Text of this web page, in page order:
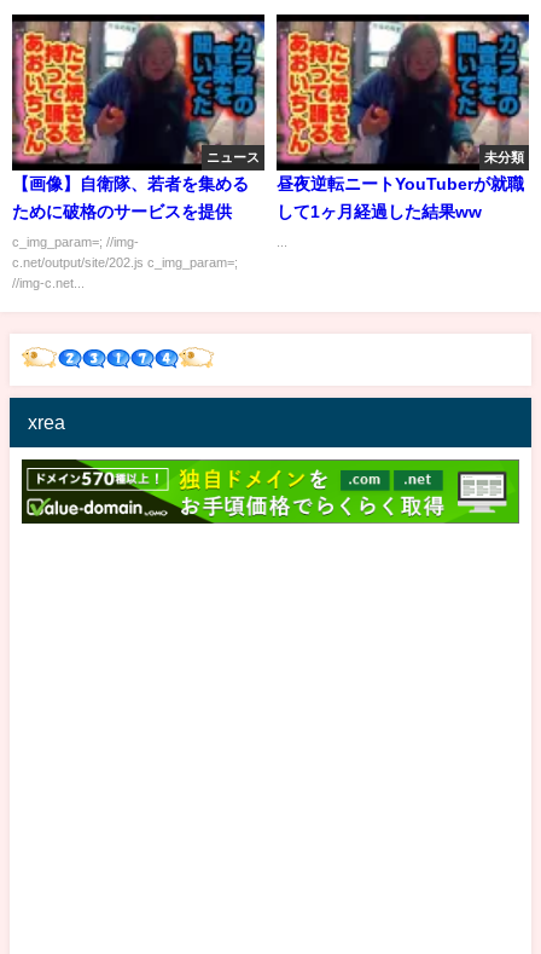
ニュース
【画像】自衛隊、若者を集める
ために破格のサービスを提供
c_img_param=; //img-
c.net/output/site/202.js c_img_param=;
//img-c.net...
未分類
昼夜逆転ニートYouTuberが就職
して1ヶ月経過した結果ww
xrea